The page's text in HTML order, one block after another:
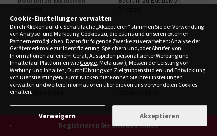
Cookie-Einstellungen verwalten
Durch Klicken auf die Schaltfläche „Akzeptieren“ stimmen Sie der Verwendung
von Analyse- und Marketing-Cookies zu, die es uns und unseren externen
Partnern ermöglichen, Daten für folgende Zwecke zu verarbeiten: Analyse der
Gerätemerkmale zur Identifizierung, Speichern und/oder Abrufen von
Informationen auf einem Gerät, Ausspielen personalisierter Werbung und
Inhalte (auf Plattformen wie Google, Meta usw.), Messen der Leistung von
Werbung und Inhalten, Durchführung von Zielgruppenstudien und Entwicklung
von Dienstleistungen.Durch Klicken hier können Sie Ihre Einstellungen
verwalten und weitere Informationen über die von uns verwendeten Cookies
erhalten.
Akzeptieren
Verweigern
Registrieren Sie sich kostenlos
Urlaub in Bodrum Urlaub in Bodrum
Malediven Ferien Malediven Ferien
Oman Ferien Oman Ferien
Korsika Ferien